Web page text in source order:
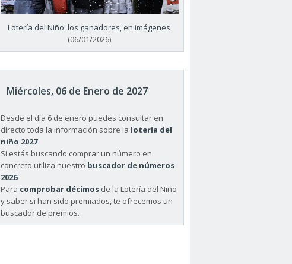
Lotería del Niño: los ganadores, en imágenes
(06/01/2026)
Miércoles, 06 de Enero de 2027
Desde el día 6 de enero puedes consultar en
directo toda la información sobre la lotería del
niño 2027
Si estás buscando comprar un número en
concreto utiliza nuestro buscador de números
2026.
Para comprobar décimos de la Lotería del Niño
y saber si han sido premiados, te ofrecemos un
buscador de premios.